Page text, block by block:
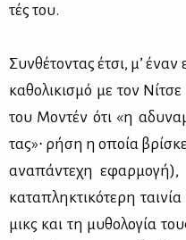
τές του.
Συν­θέ­το­ντας έτσι, μ’
κα­θο­λι­κι­σμό με τον
του Μο­ντέν ότι «η
τας»∙ ρή­ση η οποία
ανα­πά­ντε­χη εφαρ­μο­γή),
κα­τα­πλη­κτι­κό­τε­ρη
μικς και τη μυ­θο­λο­γία